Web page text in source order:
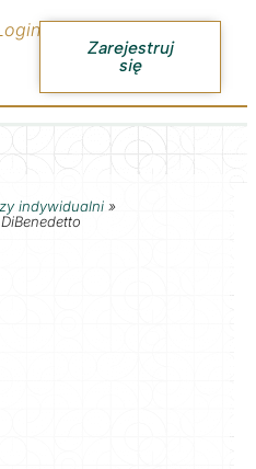
Zarejestruj
się
indywidualni»